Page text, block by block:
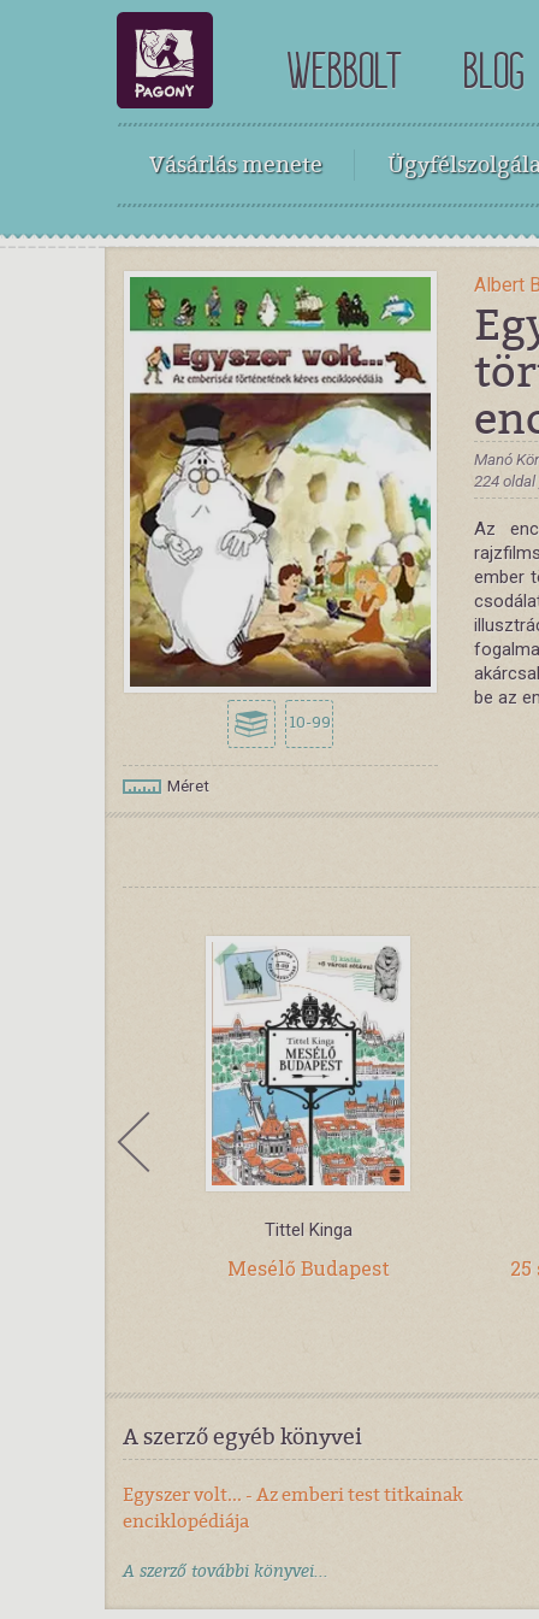
WEBBOLT BLOG
Vásárlás menete
10-99
Méret
Albert
Manó
224
Az
ember
be az
Tittel Kinga
Mesélő Budapest
A szerző egyéb könyvei
Egyszer volt... - Az emberi test titkainak
enciklopédiája
A szerző további könyvei...